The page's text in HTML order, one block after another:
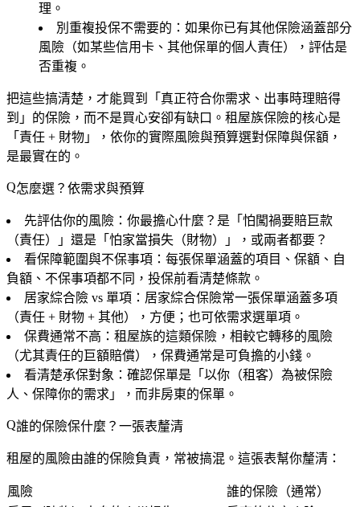
理。
別重複投保不需要的 ：如果你已有其他保險涵蓋部分
風險（如某些信用卡、其他保單的個人責任），評估是
否重複。
把這些搞清楚，才能買到「真正符合你需求、出事時理賠得
到」的保險，而不是買心安卻有缺口。租屋族保險的核心是
「責任 + 財物」，依你的實際風險與預算選對保障與保額，
是最實在的。
怎麼選？依需求與預算
先評估你的風險 ：你最擔心什麼？是「怕闖禍要賠巨款
（責任）」還是「怕家當損失（財物）」，或兩者都要？
看保障範圍與不保事項 ：每張保單涵蓋的項目、保額、自
負額、不保事項都不同，投保前看清楚條款。
居家綜合險 vs 單項 ：居家綜合保險常一張保單涵蓋多項
（責任 + 財物 + 其他），方便；也可依需求選單項。
保費通常不高 ：租屋族的這類保險，相較它轉移的風險
（尤其責任的巨額賠償），保費通常是可負擔的小錢。
看清楚承保對象 ：確認保單是「以你（租客）為被保險
人、保障你的需求」，而非房東的保單。
誰的保險保什麼？一張表釐清
租屋的風險由誰的保險負責，常被搞混。這張表幫你釐清：
風險
誰的保險（通常）